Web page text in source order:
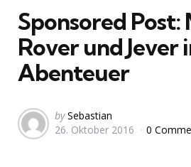
Sponsored Post:
Rover und Jever
Abenteuer
Posted
by
by Sebastian
26. Oktober 2016
0